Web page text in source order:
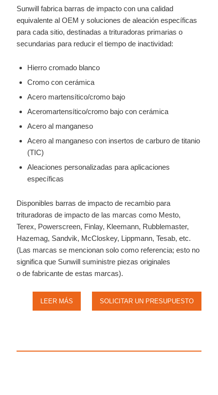
Sunwill fabrica barras de impacto con una calidad
equivalente al OEM y soluciones de aleación específicas
para cada sitio, destinadas a trituradoras primarias o
secundarias para reducir el tiempo de inactividad:
Hierro cromado blanco
Cromo con cerámica
Acero martensítico/cromo bajo
Aceromartensítico/cromo bajo con cerámica
Acero al manganeso
Acero al manganeso con insertos de carburo de titanio
(TIC)
Aleaciones personalizadas para aplicaciones
específicas
Disponibles barras de impacto de recambio para
trituradoras de impacto de las marcas como Mesto,
Terex, Powerscreen, Finlay, Kleemann, Rubblemaster,
Hazemag, Sandvik, McCloskey, Lippmann, Tesab, etc.
(Las marcas se mencionan solo como referencia; esto no
significa que Sunwill suministre piezas originales
o de fabricante de estas marcas).
LEER MÁS SOLICITAR UN PRESUPUESTO